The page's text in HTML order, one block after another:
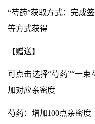
“芍药”获取方式：完成
等方式获得
【赠送】
可点击选择“芍药”“一束
加对应亲密度
芍药：增加100点亲密度